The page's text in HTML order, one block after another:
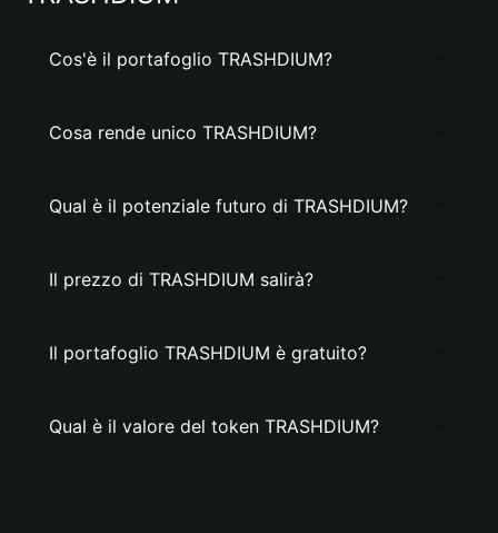
Cos'è il portafoglio TRASHDIUM?
Cosa rende unico TRASHDIUM?
Qual è il potenziale futuro di TRASHDIUM?
Il prezzo di TRASHDIUM salirà?
Il portafoglio TRASHDIUM è gratuito?
Qual è il valore del token TRASHDIUM?